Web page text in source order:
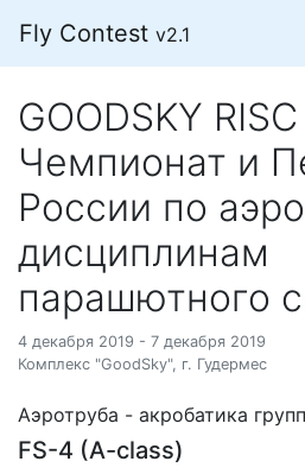
Fly Contest v2.1
GOODSKY
Чемпионат и
России по
дисциплинам
парашютного
4 декабря 2019 - 7 декабря 2019
Комплекс "GoodSky", г. Гудермес
Аэротруба - акробатика
FS-4 (A-class)